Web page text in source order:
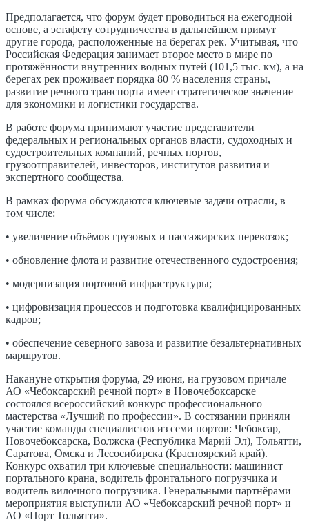
Предполагается, что форум будет проводиться на ежегодной
основе, а эстафету сотрудничества в дальнейшем примут
другие города, расположенные на берегах рек. Учитывая, что
Российская Федерация занимает второе место в мире по
протяжённости внутренних водных путей (101,5 тыс. км), а на
берегах рек проживает порядка 80 % населения страны,
развитие речного транспорта имеет стратегическое значение
для экономики и логистики государства.
В работе форума принимают участие представители
федеральных и региональных органов власти, судоходных и
судостроительных компаний, речных портов,
грузоотправителей, инвесторов, институтов развития и
экспертного сообщества.
В рамках форума обсуждаются ключевые задачи отрасли, в
том числе:
• увеличение объёмов грузовых и пассажирских перевозок;
• обновление флота и развитие отечественного судостроения;
• модернизация портовой инфраструктуры;
• цифровизация процессов и подготовка квалифицированных
кадров;
• обеспечение северного завоза и развитие безальтернативных
маршрутов.
Накануне открытия форума, 29 июня, на грузовом причале
АО «Чебоксарский речной порт» в Новочебоксарске
состоялся всероссийский конкурс профессионального
мастерства «Лучший по профессии». В состязании приняли
участие команды специалистов из семи портов: Чебоксар,
Новочебоксарска, Волжска (Республика Марий Эл), Тольятти,
Саратова, Омска и Лесосибирска (Красноярский край).
Конкурс охватил три ключевые специальности: машинист
портального крана, водитель фронтального погрузчика и
водитель вилочного погрузчика. Генеральными партнёрами
мероприятия выступили АО «Чебоксарский речной порт» и
АО «Порт Тольятти».